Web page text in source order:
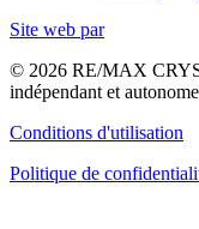
Site web par
© 2026 RE/MAX
indépendant et
Conditions d'utilisation
Politique de